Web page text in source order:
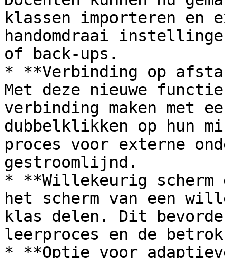
klassen importeren en
handomdraai
of back-ups.
* **Verbinding op
Met deze nieuwe
verbinding maken met
dubbelklikken op hun
proces voor externe
gestroomlijnd.
* **Willekeurig scherm
het scherm van een
klas delen. Dit
leerproces en de
* **Optie voor